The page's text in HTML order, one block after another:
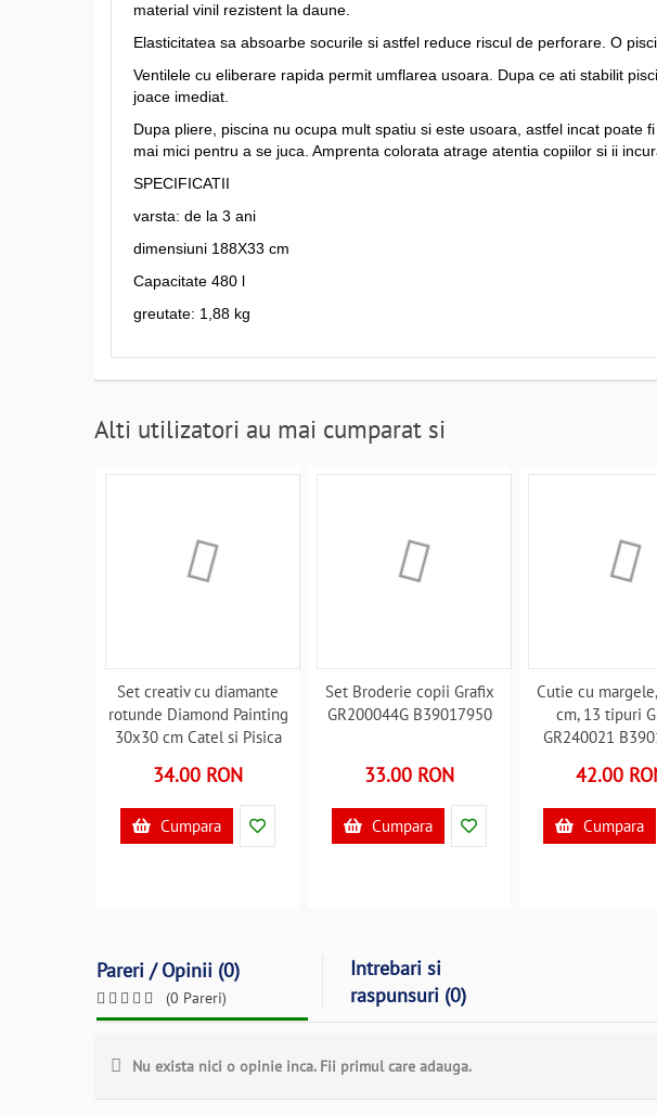
material vinil rezistent la daune.
Elasticitatea sa absoarbe socurile si astfel reduce riscul de perforare. O
Ventilele cu eliberare rapida permit umflarea usoara. Dupa ce ati stabilit
joace imediat.
Dupa pliere, piscina nu ocupa mult spatiu si este usoara, astfel incat
mai mici pentru a se juca. Amprenta colorata atrage atentia copiilor si ii
SPECIFICATII
varsta: de la 3 ani
dimensiuni 188X33 cm
Capacitate 480 l
greutate: 1,88 kg
Alti utilizatori au mai cumparat si
Set creativ cu diamante
rotunde Diamond Painting
30x30 cm Catel si Pisica
B39017879
34.00 RON
Cumpara
Set Broderie copii Grafix
GR200044G B39017950
33.00 RON
Cumpara
Cutie cu
cm, 13 tipuri
GR240021
42.00
Cumpara
Pareri / Opinii (0)
(0 Pareri)
Intrebari si
raspunsuri (0)
Nu exista nici o opinie inca. Fii primul care adauga.